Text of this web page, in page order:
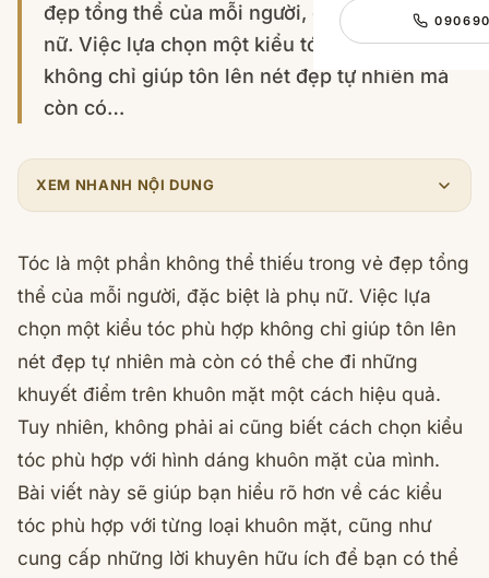
đẹp tổng thể của mỗi người, đặc biệt là phụ
nữ. Việc lựa chọn một kiểu tóc phù hợp
không chỉ giúp tôn lên nét đẹp tự nhiên mà
còn có…
XEM NHANH NỘI DUNG
Tóc là một phần không thể thiếu trong vẻ đẹp tổng
thể của mỗi người, đặc biệt là phụ nữ. Việc lựa
chọn một kiểu tóc phù hợp không chỉ giúp tôn lên
nét đẹp tự nhiên mà còn có thể che đi những
khuyết điểm trên khuôn mặt một cách hiệu quả.
Tuy nhiên, không phải ai cũng biết cách chọn kiểu
tóc phù hợp với hình dáng khuôn mặt của mình.
Bài viết này sẽ giúp bạn hiểu rõ hơn về các kiểu
tóc phù hợp với từng loại khuôn mặt, cũng như
cung cấp những lời khuyên hữu ích để bạn có thể